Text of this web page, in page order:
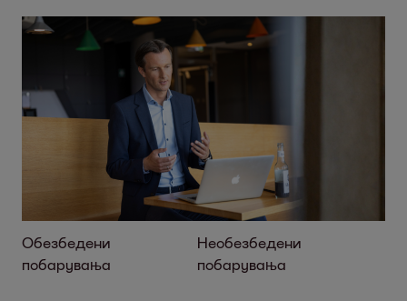
Обезбедени
побарувања
Необезбедени
побарувања